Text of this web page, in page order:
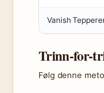
Vanish
Trinn-for-
Følg denne